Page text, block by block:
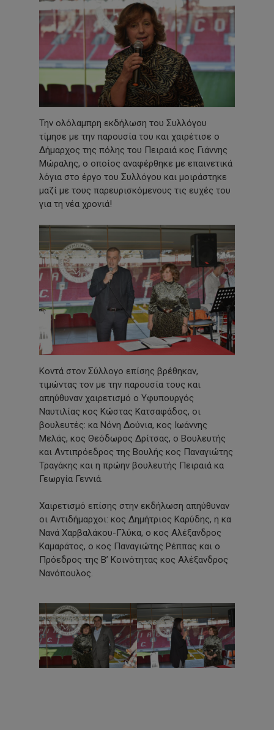
Την ολόλαμπρη εκδήλωση του Συλλόγου
τίμησε με την παρουσία του και χαιρέτισε ο
Δήμαρχος της πόλης του Πειραιά κος Γιάννης
Μώραλης, ο οποίος αναφέρθηκε με επαινετικά
λόγια στο έργο του Συλλόγου και μοιράστηκε
μαζί με τους παρευρισκόμενους τις ευχές του
για τη νέα χρονιά!
Κοντά στον Σύλλογο επίσης βρέθηκαν,
τιμώντας τον με την παρουσία τους και
απηύθυναν χαιρετισμό ο Υφυπουργός
Ναυτιλίας κος Κώστας Κατσαφάδος, οι
βουλευτές: κα Νόνη Δούνια, κος Ιωάννης
Μελάς, κος Θεόδωρος Δρίτσας, ο Βουλευτής
και Αντιπρόεδρος της Βουλής κος Παναγιώτης
Τραγάκης και η πρώην βουλευτής Πειραιά κα
Γεωργία Γεννιά.
Χαιρετισμό επίσης στην εκδήλωση απηύθυναν
οι Αντιδήμαρχοι: κος Δημήτριος Καρύδης, η κα
Νανά Χαρβαλάκου-Γλύκα, ο κος Αλέξανδρος
Καμαράτος, ο κος Παναγιώτης Ρέππας και ο
Πρόεδρος της Β’ Κοινότητας κος Αλέξανδρος
Νανόπουλος.